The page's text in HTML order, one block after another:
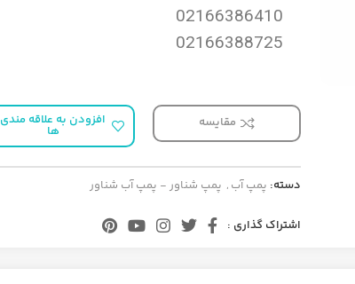
02166386410
02166388725
مقایسه افزودن به علاقه مندی
ها
دسته: پمپ آب , پمپ شناور - پمپ آب شناور
اشتراک گذاری :